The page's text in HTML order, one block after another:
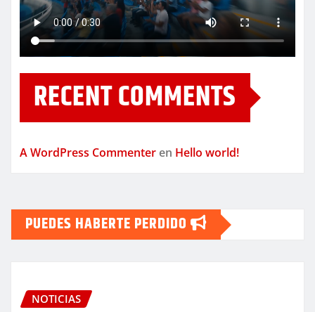
RECENT COMMENTS
A WordPress Commenter en Hello world!
PUEDES HABERTE PERDIDO
NOTICIAS